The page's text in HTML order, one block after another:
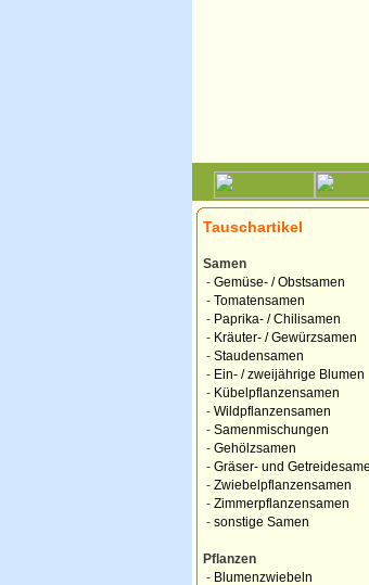
Tauschartikel
Samen
- Gemüse- / Obstsamen
- Tomatensamen
- Paprika- / Chilisamen
- Kräuter- / Gewürzsamen
- Staudensamen
- Ein- / zweijährige Blumen
- Kübelpflanzensamen
- Wildpflanzensamen
- Samenmischungen
- Gehölzsamen
- Gräser- und
- Zwiebelpflanzensamen
- Zimmerpflanzensamen
- sonstige Samen
Pflanzen
- Blumenzwiebeln